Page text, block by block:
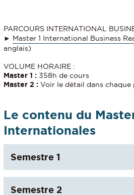
PARCOURS INTERNATIONAL
► Master 1 International Business
anglais)
VOLUME HORAIRE :
Master 1 : 358h de cours
Master 2 : Voir le détail dans chaque
Le contenu du
Internationales
Semestre 1
Semestre 2